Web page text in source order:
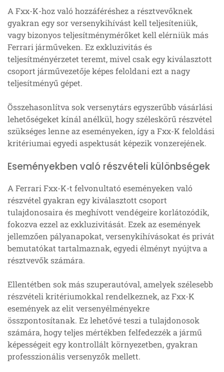
A Fxx-K-hoz való hozzáféréshez a résztvevőknek
gyakran egy sor versenykihívást kell teljesíteniük,
vagy bizonyos teljesítménymérőket kell elérniük más
Ferrari járműveken. Ez exkluzivitás és
teljesítményérzetet teremt, mivel csak egy kiválasztott
csoport járművezetője képes feloldani ezt a nagy
teljesítményű gépet.
Összehasonlítva sok versenytárs egyszerűbb vásárlási
lehetőségeket kínál anélkül, hogy széleskörű részvétel
szükséges lenne az eseményeken, így a Fxx-K feloldási
kritériumai egyedi aspektusát képezik vonzerejének.
Eseményekben való részvételi különbségek
A Ferrari Fxx-K-t felvonultató eseményeken való
részvétel gyakran egy kiválasztott csoport
tulajdonosaira és meghívott vendégeire korlátozódik,
fokozva ezzel az exkluzivitását. Ezek az események
jellemzően pályanapokat, versenykihívásokat és privát
bemutatókat tartalmaznak, egyedi élményt nyújtva a
résztvevők számára.
Ellentétben sok más szuperautóval, amelyek szélesebb
részvételi kritériumokkal rendelkeznek, az Fxx-K
események az elit versenyélményekre
összpontosítanak. Ez lehetővé teszi a tulajdonosok
számára, hogy teljes mértékben felfedezzék a jármű
képességeit egy kontrollált környezetben, gyakran
professzionális versenyzők mellett.